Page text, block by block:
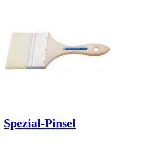
Spezial-Pinsel